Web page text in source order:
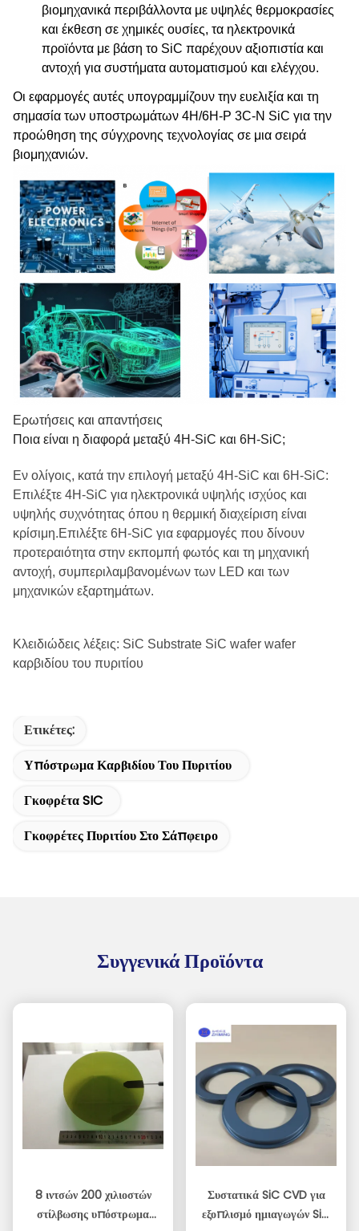
βιομηχανικά περιβάλλοντα με υψηλές θερμοκρασίες
και έκθεση σε χημικές ουσίες, τα ηλεκτρονικά
προϊόντα με βάση το SiC παρέχουν αξιοπιστία και
αντοχή για συστήματα αυτοματισμού και ελέγχου.
Οι εφαρμογές αυτές υπογραμμίζουν την ευελιξία και τη
σημασία των υποστρωμάτων 4H/6H-P 3C-N SiC για την
προώθηση της σύγχρονης τεχνολογίας σε μια σειρά
βιομηχανιών.
Ερωτήσεις και απαντήσεις
Ποια είναι η διαφορά μεταξύ 4H-SiC και 6H-SiC;
Εν ολίγοις, κατά την επιλογή μεταξύ 4H-SiC και 6H-SiC:
Επιλέξτε 4H-SiC για ηλεκτρονικά υψηλής ισχύος και
υψηλής συχνότητας όπου η θερμική διαχείριση είναι
κρίσιμη.Επιλέξτε 6H-SiC για εφαρμογές που δίνουν
προτεραιότητα στην εκπομπή φωτός και τη μηχανική
αντοχή, συμπεριλαμβανομένων των LED και των
μηχανικών εξαρτημάτων.
Κλειδιώδεις λέξεις: SiC Substrate SiC wafer wafer
καρβιδίου του πυριτίου
Ετικέτες:
Υπόστρωμα Καρβιδίου Του Πυριτίου
Γκοφρέτα SIC
Γκοφρέτες Πυριτίου Στο Σάπφειρο
Συγγενικά Προϊόντα
8 ιντσών 200 χιλιοστών
στίλβωσης υπόστρωμα
Συστατικά SiC CVD για
εξοπλισμό ημιαγωγών SiC